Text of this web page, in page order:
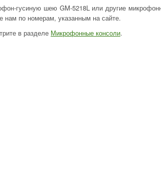
гусиную шею GM-5218L или другие
нам по номерам, указанным на сайте.
в разделе Микрофонные консоли.